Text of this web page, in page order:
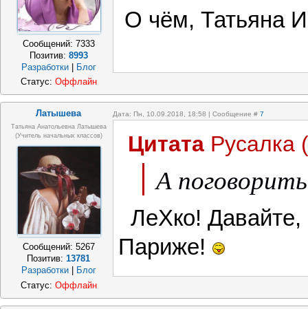
Сообщений: 7333
Позитив: 8993
Разработки
Блог
О чём, Татьяна
Статус: Оффлайн
Латышева Дата: Пн, 10.09.2018, 18:58 | Сообщение # 7
Татьяна Анатольевна Латышева
(учитель начальных классов)
Сообщений: 5267
Позитив:13781
Разработки
Блог
Цитата Русалка (
А
ЛеХко!
Париже!
Статус: Оффлайн